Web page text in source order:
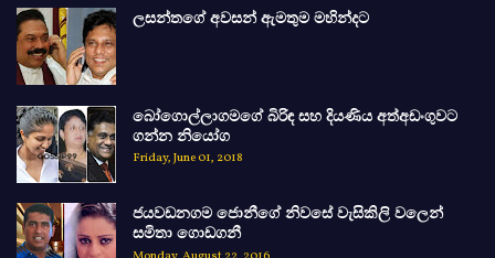
ලසන්තගේ අවසන් ඇමතුම මහින්දට
බෝගොල්ලාගමගේ බිරිඳ සහ දියණිය අත්අඩංගුවට
ගන්න නියෝග
Friday, June 01, 2018
ජයවඩනගම ජොනීගේ නිවසේ වැසිකිලි වලෙන්
සමිතා ගොඩගනී